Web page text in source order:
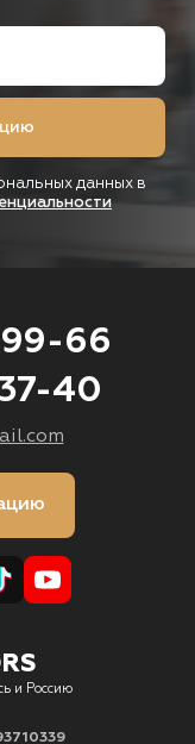
данных в
99-66
40
и Россию